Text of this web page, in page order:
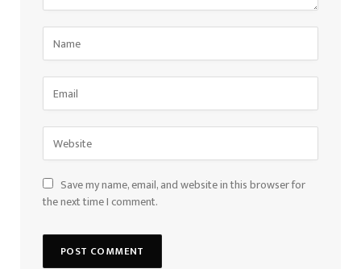
Save my name, email, and website in this browser for
the next time I comment.